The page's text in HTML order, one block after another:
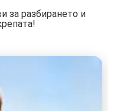
за разбирането и